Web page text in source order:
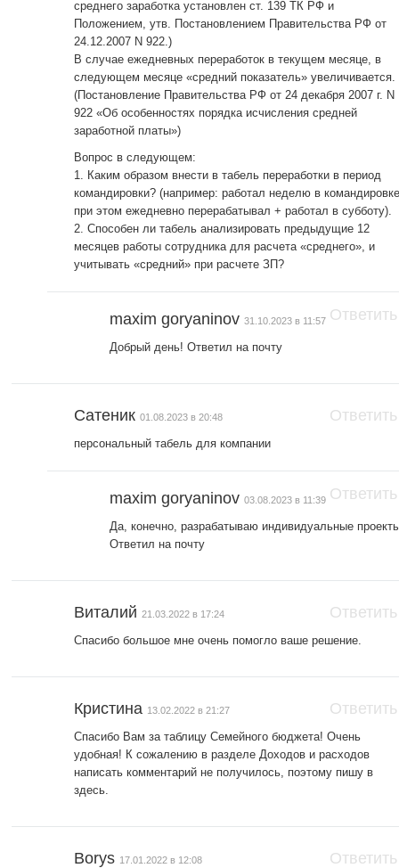
среднего заработка установлен ст. 139 ТК РФ и
Положением, утв. Постановлением Правительства РФ от
24.12.2007 N 922.)
В случае ежедневных переработок в текущем месяце, в
следующем месяце «средний показатель» увеличивается.
(Постановление Правительства РФ от 24 декабря 2007 г. N
922 «Об особенностях порядка исчисления средней
заработной платы»)
Вопрос в следующем:
1. Каким образом внести в табель переработки в период
командировки? (например: работал неделю в
при этом ежедневно перерабатывал + работал в субботу).
2. Способен ли табель анализировать предыдущие 12
месяцев работы сотрудника для расчета «среднего», и
учитывать «средний» при расчете ЗП?
maxim goryaninov31.10.2023 в 11:57
Добрый день! Ответил на почту
Ответить
Сатеник01.08.2023 в 20:48
персональный табель для компании
Ответить
maxim goryaninov03.08.2023 в 11:39
Да, конечно, разрабатываю индивидуальные
Ответил на почту
Ответить
Виталий21.03.2022 в 17:24
Спасибо большое мне очень помогло ваше решение.
Ответить
Кристина 13.02.2022 в 21:27
Спасибо Вам за таблицу Семейного бюджета! Очень
удобная! К сожалению в разделе Доходов и расходов
написать комментарий не получилось, поэтому пишу в
здесь.
Ответить
Borys 17.01.2022 в 12:08 Ответить